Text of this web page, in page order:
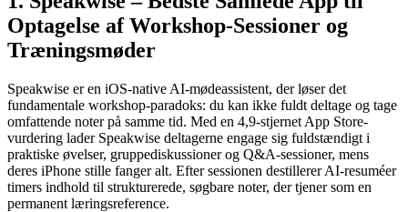
Optagelse af Workshop-Sessioner og
Trænings­møder
Speakwise er en iOS-native AI-mødeassistent, der løser det
fundamentale workshop-paradoks: du kan ikke fuldt deltage og tage
omfattende noter på samme tid. Med en 4,9-stjernet App Store-
vurdering lader Speakwise deltagerne engage sig fuldstændigt i
praktiske øvelser, gruppediskussioner og Q&A-sessioner, mens
deres iPhone stille fanger alt. Efter sessionen destillerer AI-resuméer
timers indhold til strukturerede, søgbare noter, der tjener som en
permanent læringsreference.